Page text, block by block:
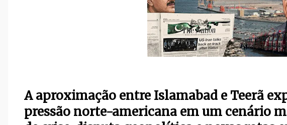
A aproximação entre Islamabad e Teerã
pressão norte-americana em um cenário